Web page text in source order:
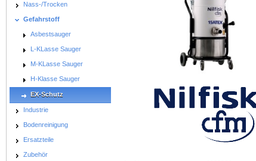
Nass-/Trocken
Gefahrstoff
Asbestsauger
L-KLasse Sauger
M-KLasse Sauger
H-Klasse Sauger
EX-Schutz
Industrie
Bodenreinigung
Ersatzteile
Zubehör